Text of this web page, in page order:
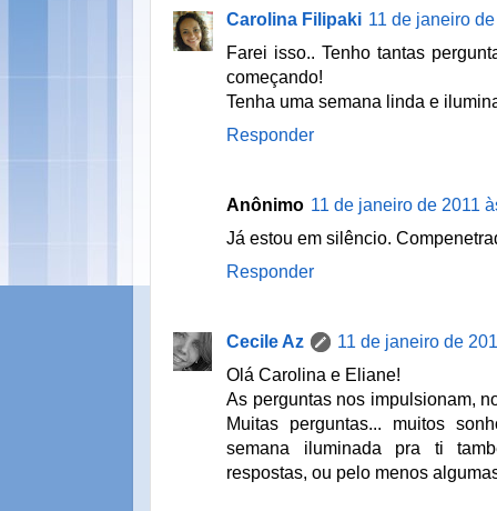
Carolina Filipaki 11 de janeiro
Farei isso.. Tenho tantas
começando!
Tenha uma semana linda e
Responder
Anônimo 11 de janeiro de 2011
Já estou em silêncio.
Responder
Cecile Az
11 de janeiro de
Olá Carolina e Eliane!
As perguntas nos impulsionam,
Muitas perguntas... muitos
semana iluminada pra ti
respostas, ou pelo menos